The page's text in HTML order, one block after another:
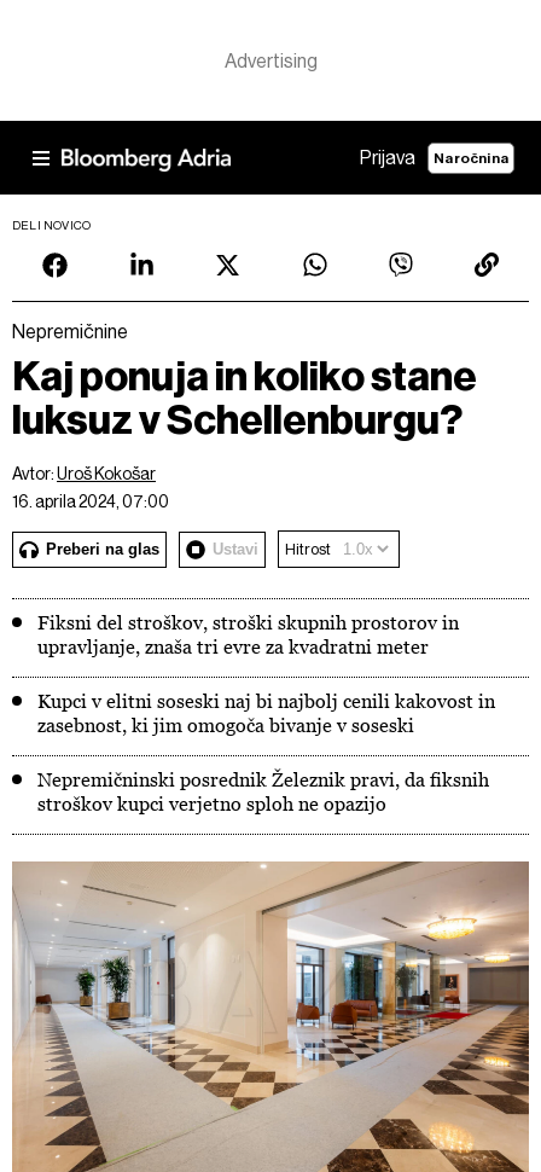
Prijava Naročnina
DELI NOVICO
Nepremičnine
Kaj ponuja in koliko stane
luksuz v Schellenburgu?
Avtor:Uroš Kokošar
16. aprila 2024, 07:00
Preberi na glas Ustavi Hitrost
Fiksni del stroškov, stroški skupnih prostorov in
upravljanje, znaša tri evre za kvadratni meter
Kupci v elitni soseski naj bi najbolj cenili kakovost in
zasebnost, ki jim omogoča bivanje v soseski
Nepremičninski posrednik Železnik pravi, da fiksnih
stroškov kupci verjetno sploh ne opazijo